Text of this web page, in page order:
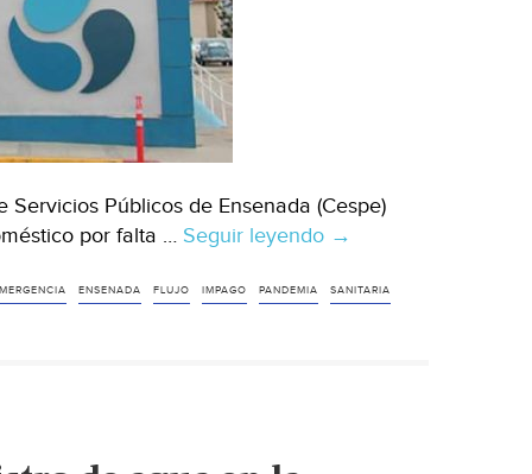
Públicos de Ensenada (Cespe)
por falta … Seguir leyendo Baja
No
→
ENSENADA FLUJO IMPAGO PANDEMIA SANITARIA